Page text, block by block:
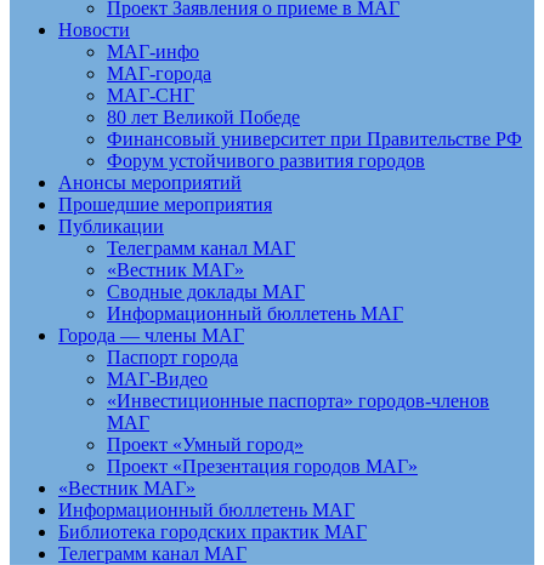
Проект Заявления о приеме в МАГ
Новости
МАГ-инфо
МАГ-города
МАГ-СНГ
80 лет Великой Победе
Финансовый университет при Правительстве РФ
Форум устойчивого развития городов
Анонсы мероприятий
Прошедшие мероприятия
Публикации
Телеграмм канал МАГ
«Вестник МАГ»
Сводные доклады МАГ
Информационный бюллетень МАГ
Города — члены МАГ
Паспорт города
МАГ-Видео
«Инвестиционные паспорта» городов-членов
МАГ
Проект «Умный город»
Проект «Презентация городов МАГ»
«Вестник МАГ»
Информационный бюллетень МАГ
Библиотека городских практик МАГ
Телеграмм канал МАГ